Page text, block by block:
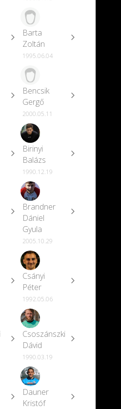
Barta
Zoltán
1995.06.04
Bencsik
Gergő
2000.05.11
Birinyi
Balázs
1990.12.19
Brandner
Dániel
Gyula
2005.10.29
Csányi
Péter
1992.05.06
Csoszánszki
Dávid
1990.03.19
Dauner
Kristóf